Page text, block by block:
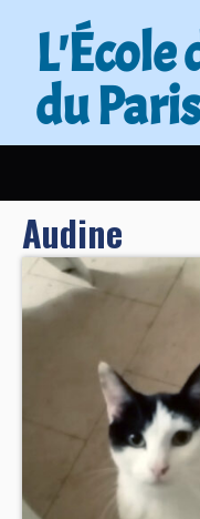
L'École
du
L’ÉCOLE DU CHAT
ACTUALITÉS
NOUS AIDER
CONTACT
BOUTIQUE
Audine